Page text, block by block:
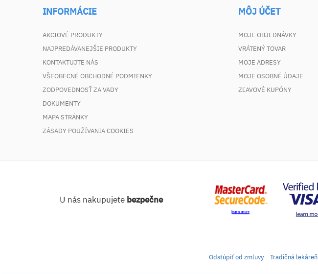
INFORMÁCIE
AKCIOVÉ PRODUKTY
NAJPREDÁVANEJŠIE PRODUKTY
KONTAKTUJTE NÁS
VŠEOBECNÉ OBCHODNÉ PODMIENKY
ZODPOVEDNOSŤ ZA VADY
DOKUMENTY
MAPA STRÁNKY
ZÁSADY POUŽÍVANIA COOKIES
MÔJ ÚČET
MOJE OBJEDNÁVKY
VRÁTENÝ TOVAR
MOJE ADRESY
MOJE OSOBNÉ ÚDAJE
ZĽAVOVÉ KUPÓNY
U nás nakupujete bezpečne
Odstúpiť od zmluvy Tradičná lekáreň